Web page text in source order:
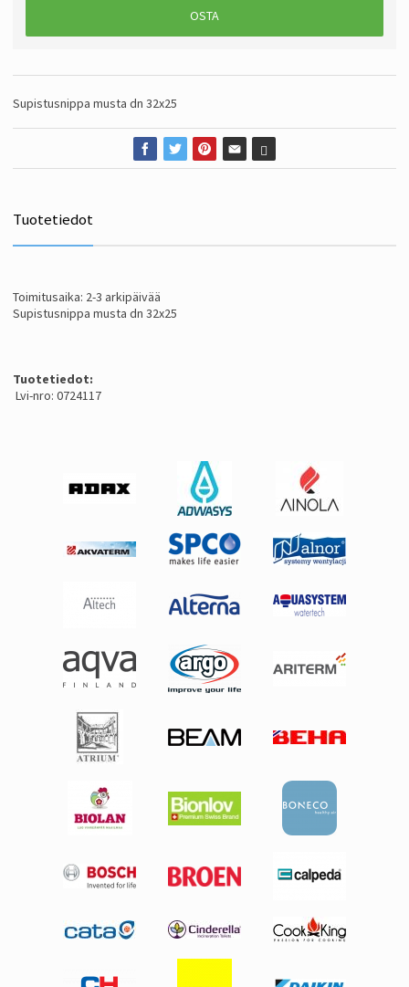
OSTA
Supistusnippa musta dn 32x25
Tuotetiedot
Toimitusaika: 2-3 arkipäivää
Supistusnippa musta dn 32x25
Tuotetiedot:
Lvi-nro: 0724117